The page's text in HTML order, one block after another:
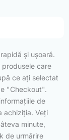
și ușoară.
care
ce ați selectat
"Checkout".
de
achiziția. Veți
minute,
de urmărire